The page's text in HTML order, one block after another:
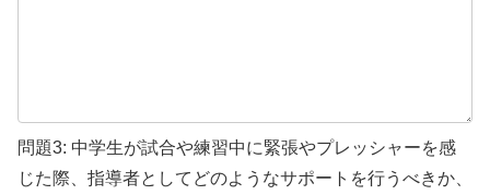
問題3: 中学生が試合や練習中に緊張やプレッシャーを感
じた際、指導者としてどのようなサポートを行うべきか、